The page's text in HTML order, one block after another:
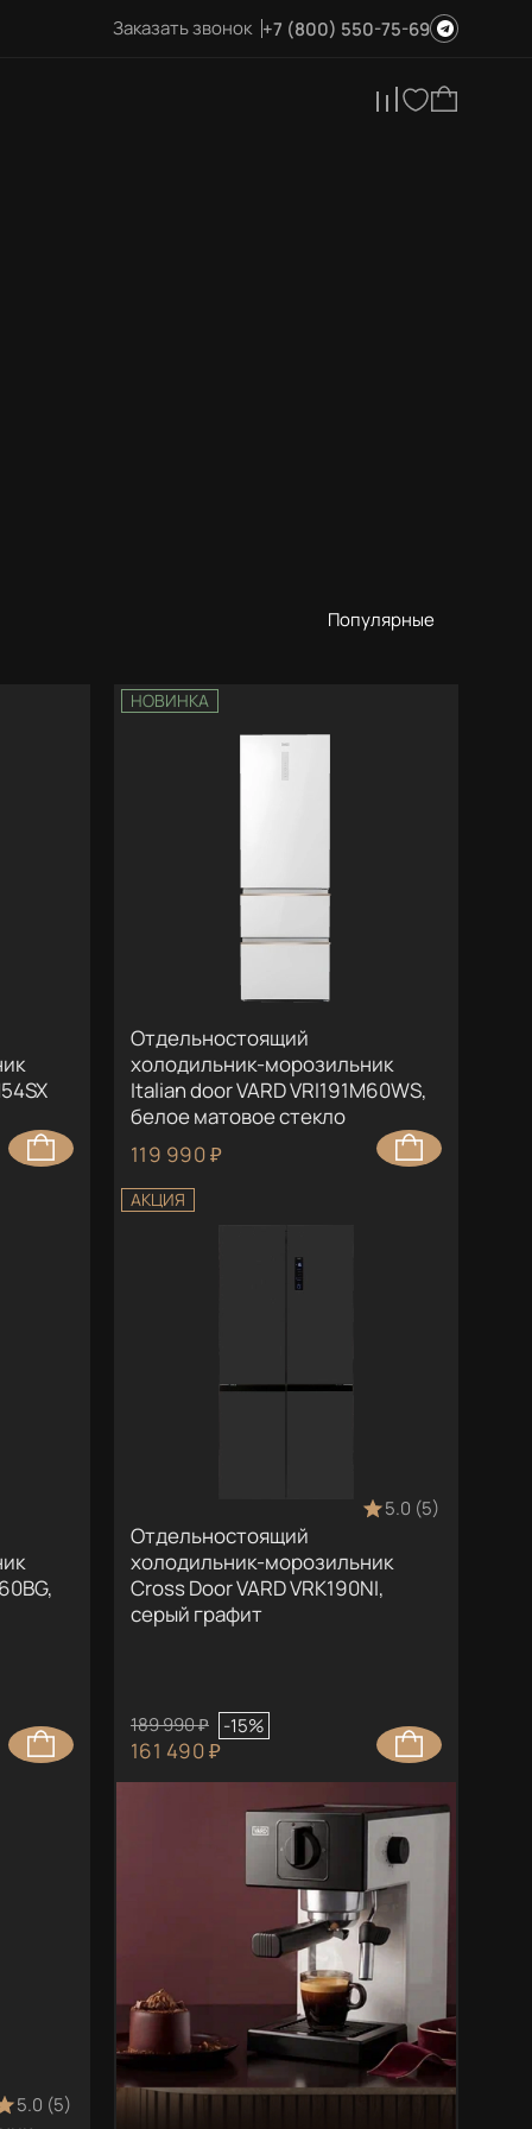
Заказать звонок +7 (800) 550-75-69
Популярные
НОВИНКА
Отдельностоящий
холодильник-морозильник
Italian door VARD VRI191M60WS,
белое матовое стекло
119 990 ₽
АКЦИЯ
5.0 (5)
Отдельностоящий
холодильник-морозильник
Cross Door VARD VRK190NI,
серый графит
189 990 ₽ -15%
161 490 ₽
5.0 (5)